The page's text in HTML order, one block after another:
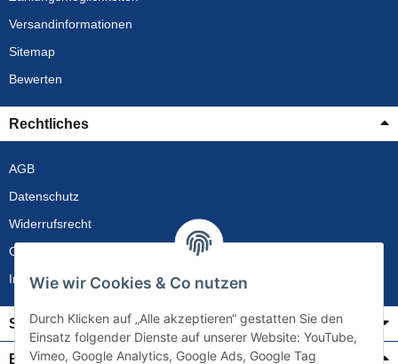
Versandinformationen
Sitemap
Bewerten
Rechtliches
AGB
Datenschutz
Widerrufsrecht
Gewährleistung
Impressum
Service
Bezahlung & Versand
Wie wir Cookies & Co nutzen
Durch Klicken auf „Alle akzeptieren“ gestatten Sie den
Einsatz folgender Dienste auf unserer Website: YouTube,
Vimeo, Google Analytics, Google Ads, Google Tag